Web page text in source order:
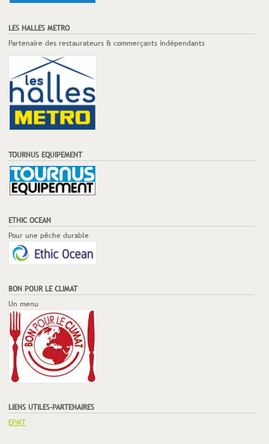
LES HALLES METRO
Partenaire des restaurateurs & commerçants indépendants
TOURNUS EQUIPEMENT
ETHIC OCEAN
Pour une pêche durable
BON POUR LE CLIMAT
Un menu
LIENS UTILES-PARTENAIRES
EPMT